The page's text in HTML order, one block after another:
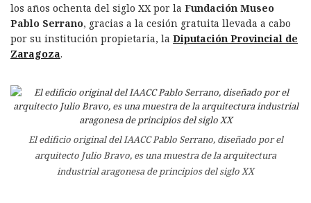
los años ochenta del siglo XX por la Fundación Museo
Pablo Serrano, gracias a la cesión gratuita llevada a cabo
por su institución propietaria, la Diputación Provincial de
Zaragoza.
El edificio original del IAACC Pablo Serrano, diseñado por el
arquitecto Julio Bravo, es una muestra de la arquitectura
industrial aragonesa de principios del siglo XX